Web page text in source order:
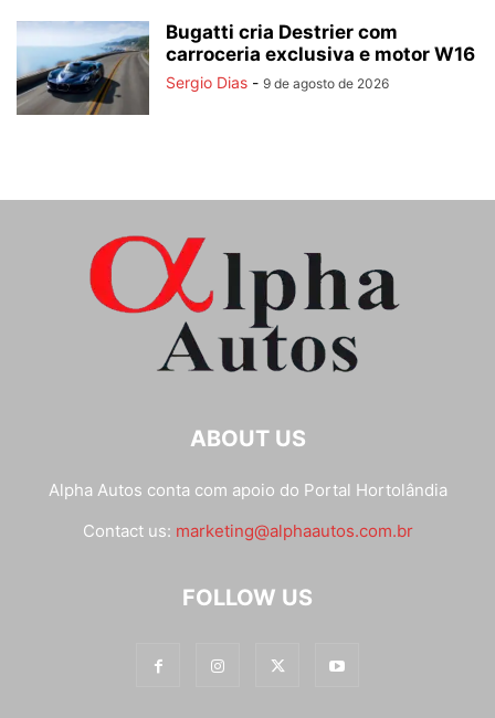
Bugatti cria Destrier com
carroceria exclusiva e motor W16
Sergio Dias - 9 de agosto de 2026
ABOUT US
Alpha Autos conta com apoio do Portal Hortolândia
Contact us: marketing@alphaautos.com.br
FOLLOW US